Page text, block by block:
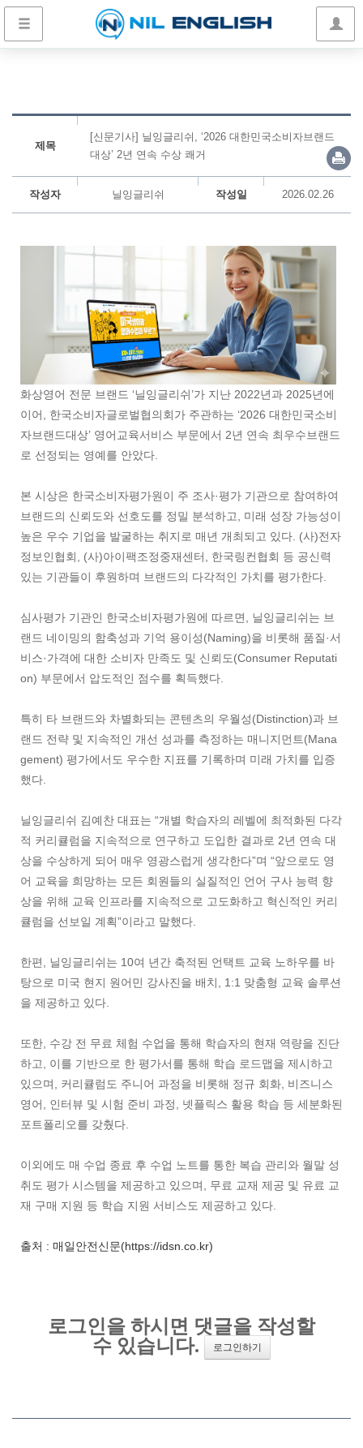
제목
[신문기사] 닐잉글리쉬, ‘2026 대한민국소비자브랜드
대상’ 2년 연속 수상 쾌거
작성자 닐잉글리쉬 작성일 2026.02.26
화상영어 전문 브랜드 ‘닐잉글리쉬’가 지난 2022년과 2025년에
이어, 한국소비자글로벌협의회가 주관하는 ‘2026 대한민국소비
자브랜드대상’ 영어교육서비스 부문에서 2년 연속 최우수브랜드
로 선정되는 영예를 안았다.
본 시상은 한국소비자평가원이 주 조사·평가 기관으로 참여하여
브랜드의 신뢰도와 선호도를 정밀 분석하고, 미래 성장 가능성이
높은 우수 기업을 발굴하는 취지로 매년 개최되고 있다. (사)전자
정보인협회, (사)아이팩조정중재센터, 한국링컨협회 등 공신력
있는 기관들이 후원하며 브랜드의 다각적인 가치를 평가한다.
심사평가 기관인 한국소비자평가원에 따르면, 닐잉글리쉬는 브
랜드 네이밍의 함축성과 기억 용이성(Naming)을 비롯해 품질·서
비스·가격에 대한 소비자 만족도 및 신뢰도(Consumer Reputati
on) 부문에서 압도적인 점수를 획득했다.
특히 타 브랜드와 차별화되는 콘텐츠의 우월성(Distinction)과 브
랜드 전략 및 지속적인 개선 성과를 측정하는 매니지먼트(Mana
gement) 평가에서도 우수한 지표를 기록하며 미래 가치를 입증
했다.
닐잉글리쉬 김예찬 대표는 “개별 학습자의 레벨에 최적화된 다각
적 커리큘럼을 지속적으로 연구하고 도입한 결과로 2년 연속 대
상을 수상하게 되어 매우 영광스럽게 생각한다”며 “앞으로도 영
어 교육을 희망하는 모든 회원들의 실질적인 언어 구사 능력 향
상을 위해 교육 인프라를 지속적으로 고도화하고 혁신적인 커리
큘럼을 선보일 계획”이라고 말했다.
한편, 닐잉글리쉬는 10여 년간 축적된 언택트 교육 노하우를 바
탕으로 미국 현지 원어민 강사진을 배치, 1:1 맞춤형 교육 솔루션
을 제공하고 있다.
또한, 수강 전 무료 체험 수업을 통해 학습자의 현재 역량을 진단
하고, 이를 기반으로 한 평가서를 통해 학습 로드맵을 제시하고
있으며, 커리큘럼도 주니어 과정을 비롯해 정규 회화, 비즈니스
영어, 인터뷰 및 시험 준비 과정, 넷플릭스 활용 학습 등 세분화된
포트폴리오를 갖췄다.
이외에도 매 수업 종료 후 수업 노트를 통한 복습 관리와 월말 성
취도 평가 시스템을 제공하고 있으며, 무료 교재 제공 및 유료 교
재 구매 지원 등 학습 지원 서비스도 제공하고 있다.
출처 : 매일안전신문(https://idsn.co.kr)